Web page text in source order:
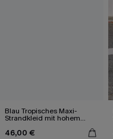
Blau Tropisches Maxi-
Strandkleid mit hohem
46,00 €